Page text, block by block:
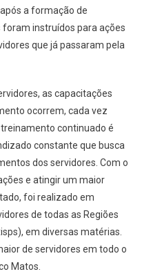
a formação de
instruídos para ações
que já passaram pela
as capacitações
ocorrem, cada vez
continuado é
constante que busca
dos servidores. Com o
e atingir um maior
foi realizado em
de todas as Regiões
em diversas matérias.
de servidores em todo o
Matos.